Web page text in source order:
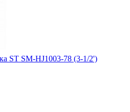
ST SM-HJ1003-78 (3-1/2')